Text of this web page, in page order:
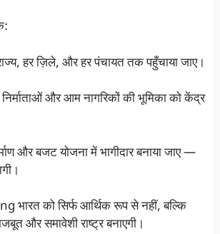
हर ज़िले, और हर पंचायत तक पहुँचाया जाए।
निर्माताओं और आम नागरिकों की भूमिका को केंद्र
और बजट योजना में भागीदार बनाया जाए —
को सिर्फ आर्थिक रूप से नहीं, बल्कि
और समावेशी राष्ट्र बनाएगी।